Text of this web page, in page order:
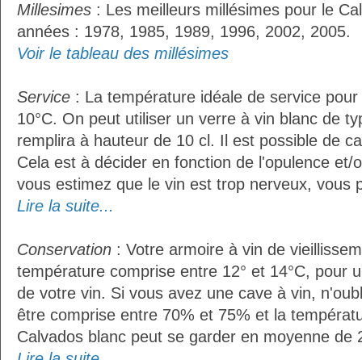
Millesimes : Les meilleurs millésimes pour le
années : 1978, 1985, 1989, 1996, 2002, 2005.
Voir le tableau des millésimes
Service : La température idéale de service
10°C. On peut utiliser un verre à vin blanc de
remplira à hauteur de 10 cl. Il est possible de
Cela est à décider en fonction de l'opulence et/
vous estimez que le vin est trop nerveux, vous
Lire la suite...
Conservation : Votre armoire à vin de
température comprise entre 12° et 14°C, pour
de votre vin. Si vous avez une cave à vin,
être comprise entre 70% et 75% et la
Calvados blanc peut se garder en moyenne de